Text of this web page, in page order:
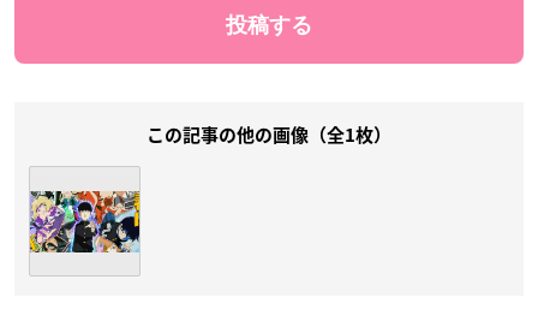
この記事の他の画像（全1枚）